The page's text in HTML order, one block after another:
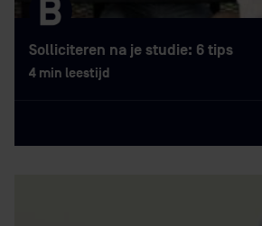
Solliciteren na je studie: 6 tips
4 min leestijd